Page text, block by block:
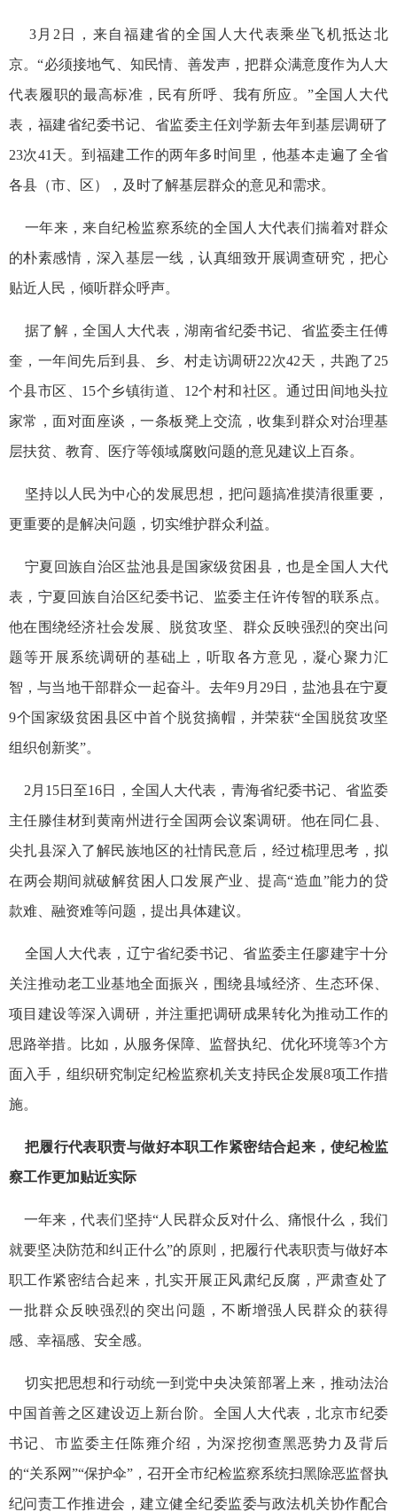
3月2日，来自福建省的全国人大代表乘坐飞机抵达北
京。“必须接地气、知民情、善发声，把群众满意度作为人大
代表履职的最高标准，民有所呼、我有所应。”全国人大代
表，福建省纪委书记、省监委主任刘学新去年到基层调研了
23次41天。到福建工作的两年多时间里，他基本走遍了全省
各县（市、区），及时了解基层群众的意见和需求。
一年来，来自纪检监察系统的全国人大代表们揣着对群众
的朴素感情，深入基层一线，认真细致开展调查研究，把心
贴近人民，倾听群众呼声。
据了解，全国人大代表，湖南省纪委书记、省监委主任傅
奎，一年间先后到县、乡、村走访调研22次42天，共跑了25
个县市区、15个乡镇街道、12个村和社区。通过田间地头拉
家常，面对面座谈，一条板凳上交流，收集到群众对治理基
层扶贫、教育、医疗等领域腐败问题的意见建议上百条。
坚持以人民为中心的发展思想，把问题搞准摸清很重要，
更重要的是解决问题，切实维护群众利益。
宁夏回族自治区盐池县是国家级贫困县，也是全国人大代
表，宁夏回族自治区纪委书记、监委主任许传智的联系点。
他在围绕经济社会发展、脱贫攻坚、群众反映强烈的突出问
题等开展系统调研的基础上，听取各方意见，凝心聚力汇
智，与当地干部群众一起奋斗。去年9月29日，盐池县在宁夏
9个国家级贫困县区中首个脱贫摘帽，并荣获“全国脱贫攻坚
组织创新奖”。
2月15日至16日，全国人大代表，青海省纪委书记、省监委
主任滕佳材到黄南州进行全国两会议案调研。他在同仁县、
尖扎县深入了解民族地区的社情民意后，经过梳理思考，拟
在两会期间就破解贫困人口发展产业、提高“造血”能力的贷
款难、融资难等问题，提出具体建议。
全国人大代表，辽宁省纪委书记、省监委主任廖建宇十分
关注推动老工业基地全面振兴，围绕县域经济、生态环保、
项目建设等深入调研，并注重把调研成果转化为推动工作的
思路举措。比如，从服务保障、监督执纪、优化环境等3个方
面入手，组织研究制定纪检监察机关支持民企发展8项工作措
施。
把履行代表职责与做好本职工作紧密结合起来，使纪检监
察工作更加贴近实际
一年来，代表们坚持“人民群众反对什么、痛恨什么，我们
就要坚决防范和纠正什么”的原则，把履行代表职责与做好本
职工作紧密结合起来，扎实开展正风肃纪反腐，严肃查处了
一批群众反映强烈的突出问题，不断增强人民群众的获得
感、幸福感、安全感。
切实把思想和行动统一到党中央决策部署上来，推动法治
中国首善之区建设迈上新台阶。全国人大代表，北京市纪委
书记、市监委主任陈雍介绍，为深挖彻查黑恶势力及背后
的“关系网”“保护伞”，召开全市纪检监察系统扫黑除恶监督执
纪问责工作推进会，建立健全纪委监委与政法机关协作配合